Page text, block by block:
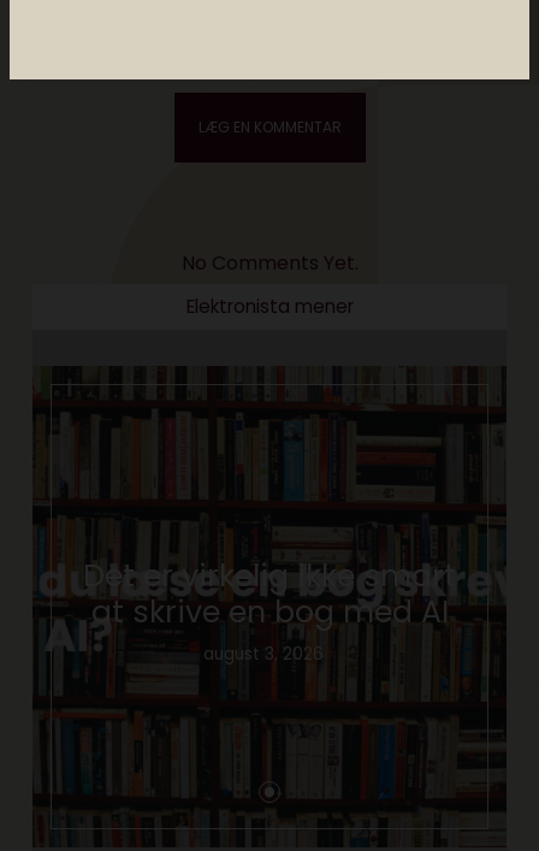
No Comments Yet.
Elektronista mener
Det er virkelig ikke smart
at skrive en bog med AI
august 3, 2026